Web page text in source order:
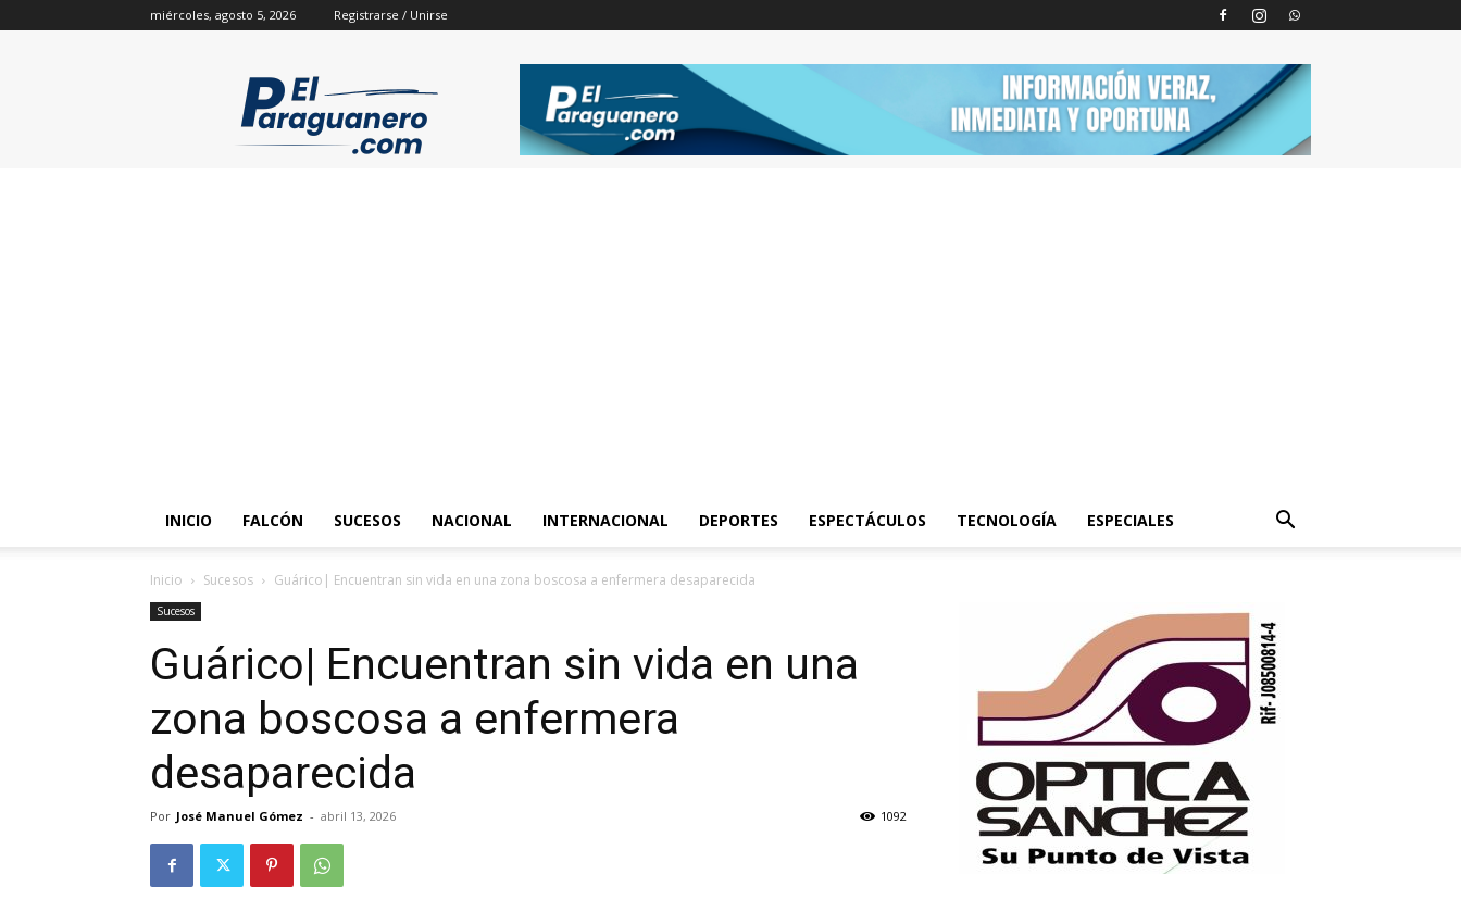
miércoles, agosto 5, 2026 Registrarse / Unirse
INICIO FALCÓN SUCESOS NACIONAL INTERNACIONAL DEPORTES ESPECTÁCULOS TECNOLOGÍA ESPECIALES
Inicio Sucesos Guárico| Encuentran sin vida en una zona boscosa a enfermera desaparecida
Sucesos
Guárico| Encuentran sin vida en una
zona boscosa a enfermera
desaparecida
Por José Manuel Gómez - abril 13, 2026 1092